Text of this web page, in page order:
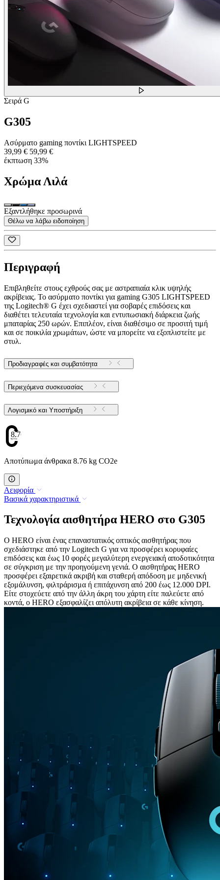
Σειρά G
G305
Ασύρματο gaming ποντίκι LIGHTSPEED
39,99 € 59,99 €
έκπτωση 33%
Χρώμα Λιλά
Εξαντλήθηκε προσωρινά
Θέλω να λάβω ειδοποίηση
Περιγραφή
Επιβληθείτε στους εχθρούς σας με αστραπιαία κλικ υψηλής
ακρίβειας. Το ασύρματο ποντίκι για gaming G305 LIGHTSPEED
της Logitech® G έχει σχεδιαστεί για σοβαρές επιδόσεις και
διαθέτει τελευταία τεχνολογία και εντυπωσιακή διάρκεια ζωής
μπαταρίας 250 ωρών. Επιπλέον, είναι διαθέσιμο σε προσιτή τιμή
και σε ποικιλία χρωμάτων, ώστε να μπορείτε να εξοπλιστείτε με
στυλ.
Προδιαγραφές και συμβατότητα
Περιεχόμενα συσκευασίας
Λογισμικό και Υποστήριξη
8.76
Αποτύπωμα άνθρακα 8.76 kg CO2e
Αειφορία
Βασικά χαρακτηριστικά
Τεχνολογία αισθητήρα HERO στο G305
Ο HERO είναι ένας επαναστατικός οπτικός αισθητήρας που
σχεδιάστηκε από την Logitech G για να προσφέρει κορυφαίες
επιδόσεις και έως 10 φορές μεγαλύτερη ενεργειακή αποδοτικότητα
σε σύγκριση με την προηγούμενη γενιά. Ο αισθητήρας HERO
προσφέρει εξαιρετικά ακριβή και σταθερή απόδοση με μηδενική
εξομάλυνση, φιλτράρισμα ή επιτάχυνση από 200 έως 12.000 DPI.
Είτε στοχεύετε από την άλλη άκρη του χάρτη είτε παλεύετε από
κοντά, ο HERO εξασφαλίζει απόλυτη ακρίβεια σε κάθε κίνηση.